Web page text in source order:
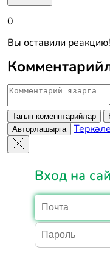
0
Вы оставили реакцию!
Тагын коменнтарийлар
Авторлашырга
Вход на